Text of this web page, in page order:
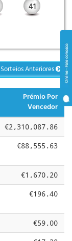
41
Sorteios Anteriores
Prémio Por
Vencedor
€2,310,087.86
€88,555.63
€1,670.20
€196.40
€59.00